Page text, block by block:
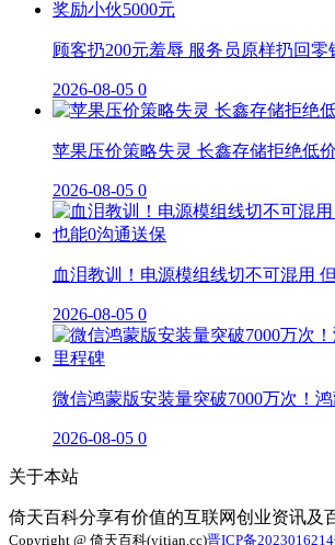
顾客扔200元羞辱 服务员原样扔回零
2026-08-05 0
苹果压价策略失灵 长鑫存储拒绝低
2026-08-05 0
血泪教训！电源模组线切不可混用
2026-08-05 0
微信鸿蒙版安装量突破7000万次！
2026-08-05 0
关于本站
倚天百科分享有价值的互联网创业资讯及
Copyright @ 倚天百科(yitian.cc)晋ICP备2023016214